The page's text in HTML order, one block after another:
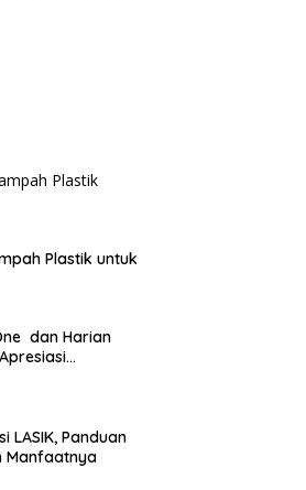
Plastik untuk
dan Harian
LASIK, Panduan
Manfaatnya